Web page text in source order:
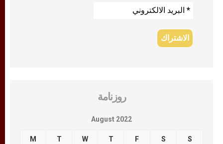
روزنامة
August 2022
M T W T F S S